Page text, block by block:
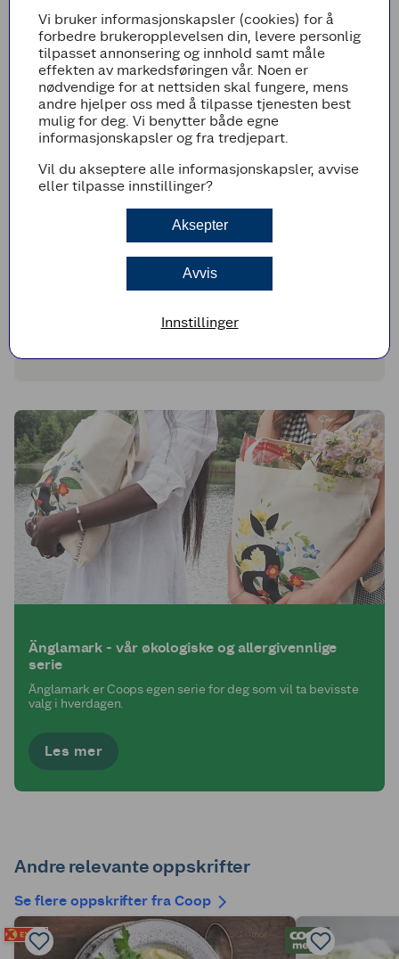
sammen.
Smør en ildfast form, eller ildfast
stekepanne, og legg potetskivene jevnt
utover formen. Strø over resten av
parmesanen.
Dekk formen med aluminiumsfolie og stek i
ca. 30 min før du tar av folien og steker i 20
Ta formen ut av ovnen og la den stå et par
minutter på kjøkkenbenken.
Finhakk bladpersille og strø over ved
Har potetene fint skall trenger du ikke å
skallet grovt eller flekkete kan du godt
Änglamark - vår økologiske og allergivennlige
serie
Änglamark er Coops egen serie for deg som vil ta bevisste
valg i hverdagen.
Les mer
Andre relevante oppskrifter
Se flere oppskrifter fra Coop
Vi bruker informasjonskapsler (cookies) for å
forbedre brukeropplevelsen din, levere personlig
tilpasset annonsering og innhold samt måle
effekten av markedsføringen vår. Noen er
nødvendige for at nettsiden skal fungere, mens
andre hjelper oss med å tilpasse tjenesten best
mulig for deg. Vi benytter både egne
informasjonskapsler og fra tredjepart.
Vil du akseptere alle informasjonskapsler, avvise
eller tilpasse innstillinger?
Aksepter
Avvis
Innstillinger